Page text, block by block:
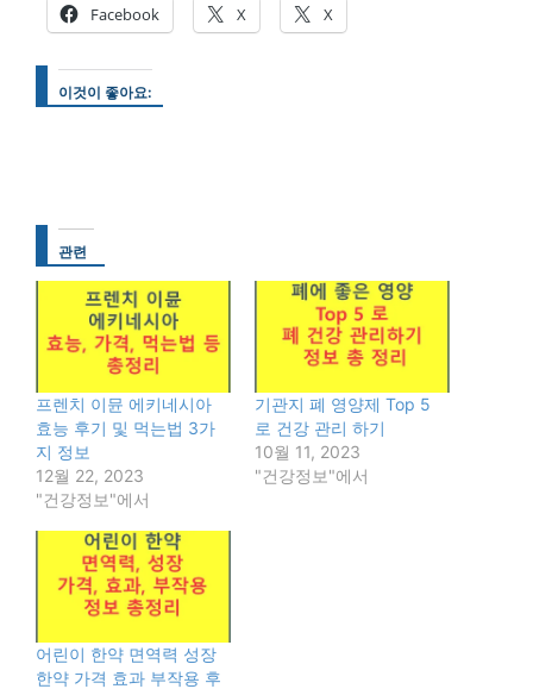
Facebook X X
이것이 좋아요:
관련
프렌치 이뮨 에키네시아
효능 후기 및 먹는법 3가
지 정보
12월 22, 2023
"건강정보"에서
기관지 폐 영양제 Top 5
로 건강 관리 하기
10월 11, 2023
"건강정보"에서
어린이 한약 면역력 성장
한약 가격 효과 부작용 후